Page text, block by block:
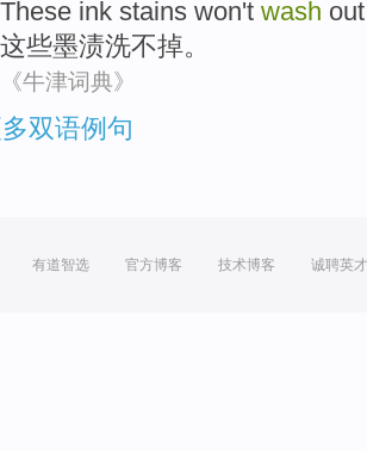
These ink stains won't wash out
这些墨渍洗不掉。
《牛津词典》
双语例句
有道智选 官方博客 技术博客 诚聘英才